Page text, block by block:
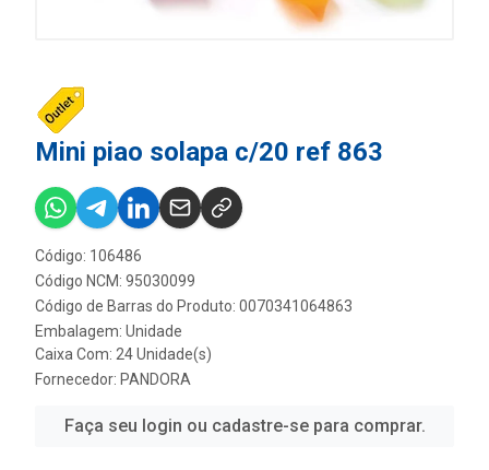
Mini piao solapa c/20 ref 863
Código: 106486
Código NCM: 95030099
Código de Barras do Produto: 0070341064863
Embalagem: Unidade
Caixa Com: 24 Unidade(s)
Fornecedor: PANDORA
Faça seu login ou cadastre-se para comprar.